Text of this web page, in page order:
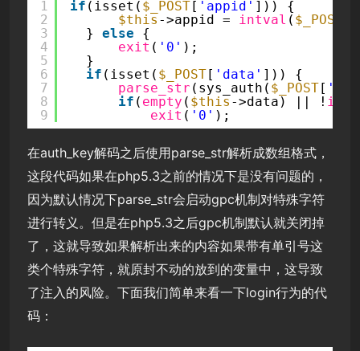
1
2
3
4
5
6
7
8
9
if (isset( $_POST[ 'appid' ])) {
$this ->appid = intval ( $_POST
} else
{
exit ( '0' );
}
if (isset( $_POST[ 'data' ])) {
parse_str (sys_auth( $_POST[
if ( empty ( $this ->data) || !
exit ( '0' );
在auth_key解码之后使用parse_str解析成数组格式，
这段代码如果在php5.3之前的情况下是没有问题的，
因为默认情况下parse_str会启动gpc机制对特殊字符
进行转义。但是在php5.3之后gpc机制默认就关闭掉
了，这就导致如果解析出来的内容如果带有单引号这
类个特殊字符，就原封不动的放到的变量中，这导致
了注入的风险。下面我们简单来看一下login行为的代
码：